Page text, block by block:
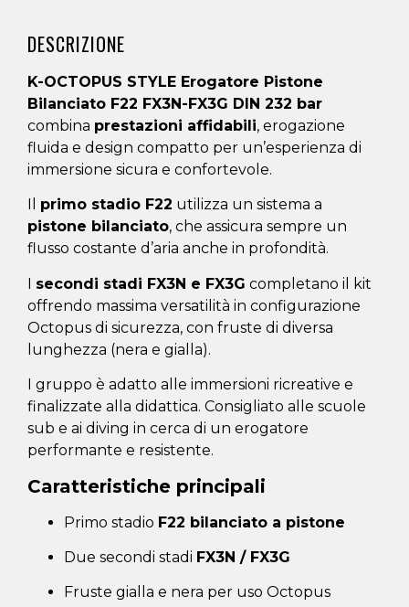
DESCRIZIONE
K-OCTOPUS STYLE Erogatore Pistone
Bilanciato F22 FX3N-FX3G DIN 232 bar
combina prestazioni affidabili, erogazione
fluida e design compatto per un’esperienza di
immersione sicura e confortevole.
primo stadio F22 utilizza un sistema a
pistone bilanciato, che assicura sempre un
flusso costante d’aria anche in profondità.
I secondi stadi FX3N e FX3G completano il kit
offrendo massima versatilità in configurazione
Octopus di sicurezza, con fruste di diversa
lunghezza (nera e gialla).
I gruppo è adatto alle immersioni ricreative e
finalizzate alla didattica. Consigliato alle scuole
sub e ai diving in cerca di un erogatore
performante e resistente.
Caratteristiche principali
Primo stadio F22 bilanciato a pistone
Due secondi stadi FX3N / FX3G
Fruste gialla e nera per uso Octopus